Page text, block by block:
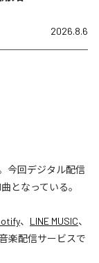
2026.8.6
今回デジタル配信
となっている。
、 LINE MUSIC、
楽配信サービスで